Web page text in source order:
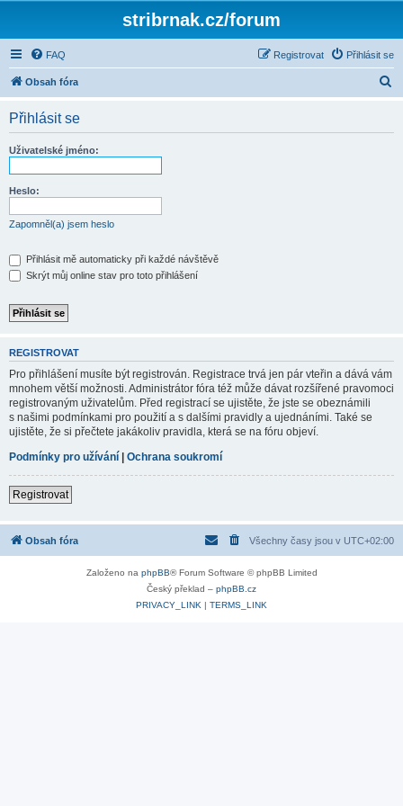
stribrnak.cz/forum
FAQ Přihlásit se
Registrovat
Obsah fóra
Přihlásit se
Uživatelské jméno:
Heslo:
Zapomněl(a) jsem heslo
Přihlásit mě automaticky při každé návštěvě
Skrýt můj online stav pro toto přihlášení
REGISTROVAT
Pro přihlášení musíte být registrován. Registrace trvá jen pár vteřin a dává vám
mnohem větší možnosti. Administrátor fóra též může dávat rozšířené pravomoci
registrovaným uživatelům. Před registrací se ujistěte, že jste se obeznámili
s našimi podmínkami pro použití a s dalšími pravidly a ujednáními. Také se
ujistěte, že si přečtete jakákoliv pravidla, která se na fóru objeví.
Podmínky pro užívání | Ochrana soukromí
Registrovat
Obsah fóra Všechny časy jsou v UTC+02:00
Založeno na phpBB® Forum Software © phpBB Limited
Český překlad – phpBB.cz
PRIVACY_LINK | TERMS_LINK